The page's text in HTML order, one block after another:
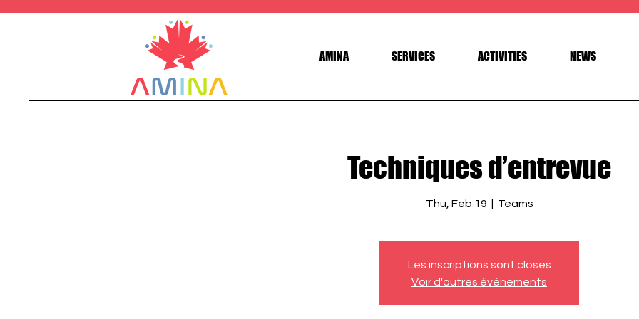
AMINA SERVICES ACTIVITIES NEWS
Techniques d’entrevue
Thu, Feb 19 Teams
Les inscriptions sont closes
Voir d'autres événements